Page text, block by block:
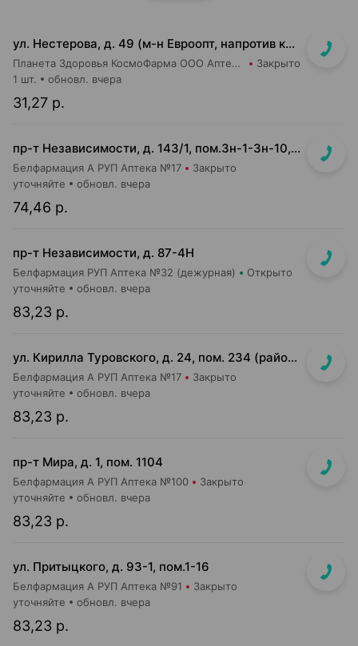
ул. Нестерова, д. 49 (м-н Евроопт, напротив касс)
Планета Здоровья КосмоФарма ООО Аптека №5 Закрыто
31,27 р.
1 шт. обновл. вчера
пр-т Независимости, д. 143/1, пом.3н-1-3н-10, 3н-23, 3н-26
Белфармация А РУП Аптека №17 Закрыто
74,46 р.
уточняйте обновл. вчера
пр-т Независимости, д. 87-4Н
Белфармация РУП Аптека №32 (дежурная) Открыто
83,23 р.
уточняйте обновл. вчера
ул. Кирилла Туровского, д. 24, пом. 234 (район "Маяк Минска", бульвар Пикассо, возле магазина "Green")
Белфармация А РУП Аптека №17 Закрыто
83,23 р.
уточняйте обновл. вчера
пр-т Мира, д. 1, пом. 1104
Белфармация А РУП Аптека №100 Закрыто
83,23 р.
уточняйте обновл. вчера
ул. Притыцкого, д. 93-1, пом.1-16
Белфармация А РУП Аптека №91 Закрыто
83,23 р.
уточняйте обновл. вчера